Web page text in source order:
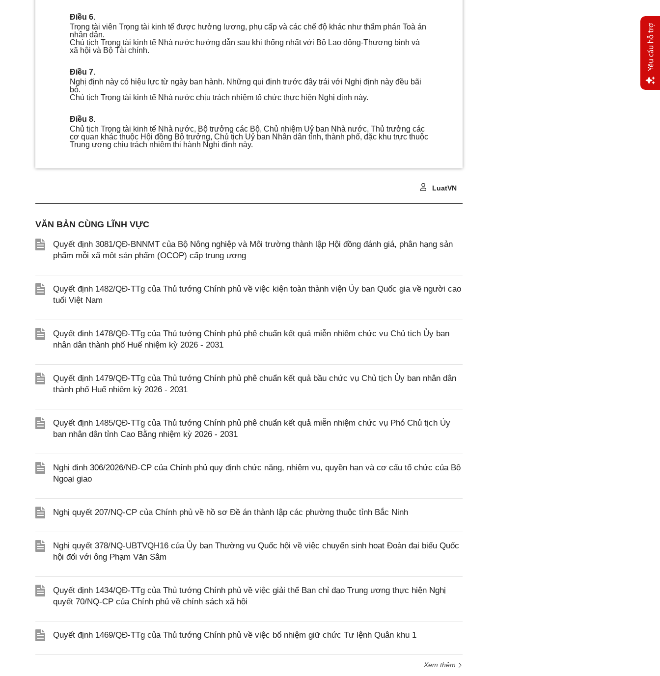
Điều 6.
Trọng tài viên Trọng tài kinh tế được hưởng lương, phụ cấp và các chế độ khác như thẩm phán Toà án
nhân dân.
Chủ tịch Trọng tài kinh tế Nhà nước hướng dẫn sau khi thống nhất với Bộ Lao động-Thương binh và
xã hội và Bộ Tài chính.
Điều 7.
Nghị định này có hiệu lực từ ngày ban hành. Những qui định trước đây trái với Nghị định này đều bãi
bỏ.
Chủ tịch Trọng tài kinh tế Nhà nước chịu trách nhiệm tổ chức thực hiện Nghị định này.
Điều 8.
Chủ tịch Trọng tài kinh tế Nhà nước, Bộ trưởng các Bộ, Chủ nhiệm Uỷ ban Nhà nước, Thủ trưởng các
cơ quan khác thuộc Hội đồng Bộ trưởng, Chủ tịch Uỷ ban Nhân dân tỉnh, thành phố, đặc khu trực thuộc
Trung ương chịu trách nhiệm thi hành Nghị định này.
LuatVN
VĂN BẢN CÙNG LĨNH VỰC
Quyết định 3081/QĐ-BNNMT của Bộ Nông nghiệp và Môi trường thành lập Hội đồng đánh giá, phân hạng sản
phẩm mỗi xã một sản phẩm (OCOP) cấp trung ương
Quyết định 1482/QĐ-TTg của Thủ tướng Chính phủ về việc kiện toàn thành viện Ủy ban Quốc gia về người cao
tuổi Việt Nam
Quyết định 1478/QĐ-TTg của Thủ tướng Chính phủ phê chuẩn kết quả miễn nhiệm chức vụ Chủ tịch Ủy ban
nhân dân thành phố Huế nhiệm kỳ 2026 - 2031
Quyết định 1479/QĐ-TTg của Thủ tướng Chính phủ phê chuẩn kết quả bầu chức vụ Chủ tịch Ủy ban nhân dân
thành phố Huế nhiệm kỳ 2026 - 2031
Quyết định 1485/QĐ-TTg của Thủ tướng Chính phủ phê chuẩn kết quả miễn nhiệm chức vụ Phó Chủ tịch Ủy
ban nhân dân tỉnh Cao Bằng nhiệm kỳ 2026 - 2031
Nghị định 306/2026/NĐ-CP của Chính phủ quy định chức năng, nhiệm vụ, quyền hạn và cơ cấu tổ chức của Bộ
Ngoại giao
Nghị quyết 207/NQ-CP của Chính phủ về hồ sơ Đề án thành lập các phường thuộc tỉnh Bắc Ninh
Nghị quyết 378/NQ-UBTVQH16 của Ủy ban Thường vụ Quốc hội về việc chuyển sinh hoạt Đoàn đại biểu Quốc
hội đối với ông Phạm Văn Sâm
Quyết định 1434/QĐ-TTg của Thủ tướng Chính phủ về việc giải thể Ban chỉ đạo Trung ương thực hiện Nghị
quyết 70/NQ-CP của Chính phủ về chính sách xã hội
Quyết định 1469/QĐ-TTg của Thủ tướng Chính phủ về việc bổ nhiệm giữ chức Tư lệnh Quân khu 1
Xem thêm